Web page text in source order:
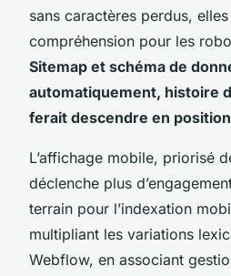
sans caractères perdus,
compréhension pour les
Sitemap et schéma de
automatiquement, histoire
ferait descendre en position
L’affichage mobile, priorisé
déclenche plus
terrain pour l’indexation
multipliant les variations
Webflow, en associant